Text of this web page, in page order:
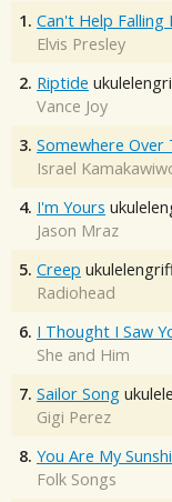
1. Can't Help Falling
Elvis Presley
2. Riptide
Vance Joy
3. Somewhere Over
Israel
4. I'm Yours
Jason Mraz
5. Creep
Radiohead
6. I Thought I Saw
She and Him
7. Sailor Song
Gigi Perez
8. You Are My
Folk Songs